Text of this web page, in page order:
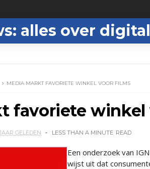
alles over
MEDIA MARKT FAVORIETE WINKEL VOOR FILMS
favoriete
GELEDEN LESS THAN A MINUTE READ
Een onderzoek van
wijst uit dat